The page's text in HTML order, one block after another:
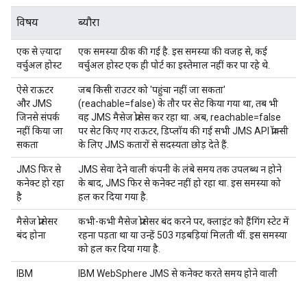
विषय ब्यौरा
एक से ज़्यादा
वर्चुअल होस्ट
एक समस्या ठीक की गई है. इस समस्या की वजह से, कई
वर्चुअल होस्ट एक ही पोर्ट का इस्तेमाल नहीं कर पा रहे थे.
ऐसे राऊटर
और JMS
जिनसे संपर्क
नहीं किया जा
सकता
जब किसी राउटर को 'पहुंचा नहीं जा सकता'
(reachable=false) के तौर पर सेट किया गया था, तब भी
वह JMS मैसेज प्रोसेस कर रहा था. अब, reachable=false
पर सेट किए गए राऊटर, डिप्लॉय की गई सभी JMS API प्रॉक्सी
के लिए JMS कतारों से सदस्यता छोड़ देते हैं.
JMS फिर से
कनेक्ट हो रहा
है
JMS सेवा देने वाली कंपनी के लंबे समय तक उपलब्ध न होने
के बाद, JMS फिर से कनेक्ट नहीं हो रहा था. इस समस्या को
हल कर दिया गया है.
मैसेज प्रोसेसर
बंद होना
कभी-कभी मैसेज प्रोसेसर बंद करने पर, क्लाइंट को हैंगिंग स्टेट में
रहना पड़ता था या उन्हें 503 गड़बड़ियां मिलती थीं. इस समस्या
को हल कर दिया गया है.
IBM
IBM WebSphere JMS से कनेक्ट करते समय होने वाली